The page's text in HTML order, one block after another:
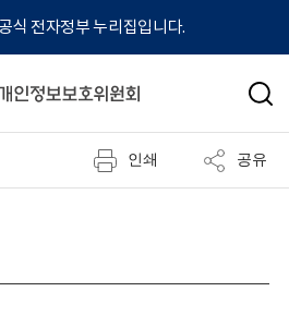
식 전자정부 누리집입니다.
검
인쇄 공유